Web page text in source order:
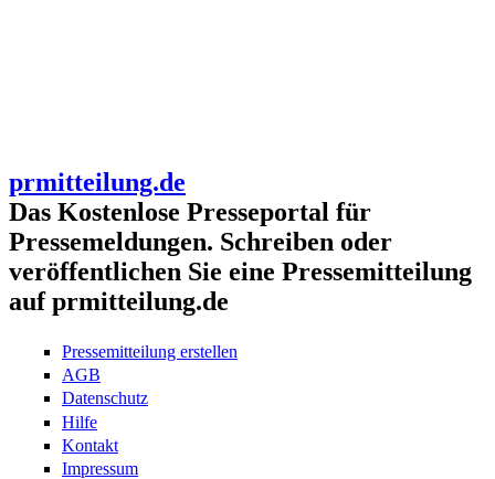
prmitteilung.de
Das Kostenlose Presseportal für
Pressemeldungen. Schreiben oder
veröffentlichen Sie eine Pressemitteilung
auf prmitteilung.de
Pressemitteilung erstellen
AGB
Datenschutz
Hilfe
Kontakt
Impressum